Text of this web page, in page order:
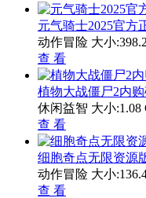
元气骑士2025官方
动作冒险 大小
查 看
植物大战僵尸2内
休闲益智 大小:1.08
查 看
细胞奇点无限资源
动作冒险 大小
查 看